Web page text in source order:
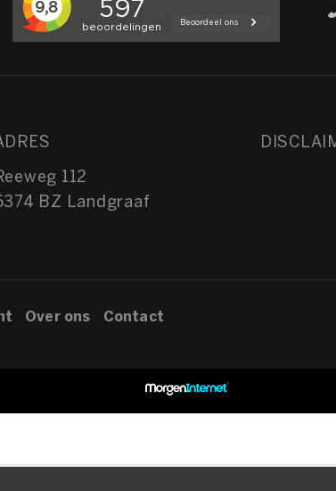
112
BZ Landgraaf
Over ons Contact